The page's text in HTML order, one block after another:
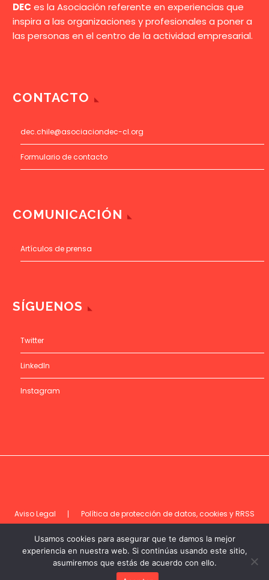
DEC es la Asociación referente en experiencias que
inspira a las organizaciones y profesionales a poner a
las personas en el centro de la actividad empresarial.
CONTACTO
dec.chile@asociaciondec-cl.org
Formulario de contacto
COMUNICACIÓN
Artículos de prensa
SÍGUENOS
Twitter
LinkedIn
Instagram
Aviso Legal
Política de protección de datos, cookies y RRSS
Código de ética
©DEC
Usamos cookies para asegurar que te damos la mejor
experiencia en nuestra web. Si continúas usando este sitio,
asumiremos que estás de acuerdo con ello.